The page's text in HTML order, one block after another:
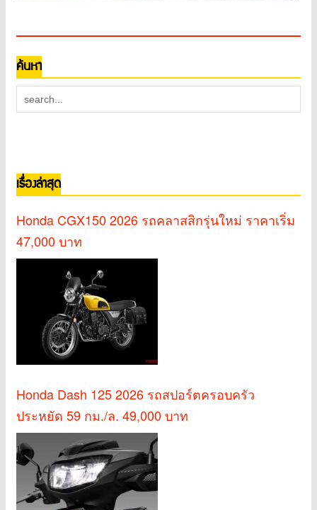
ค้นหา
เรื่องล่าสุด
Honda CGX150 2026 รถคลาสสิกรุ่นใหม่ ราคาเริ่ม
47,000 บาท
Honda Dash 125 2026 รถสปอร์ตครอบครัว
ประหยัด 59 กม./ล. 49,000 บาท